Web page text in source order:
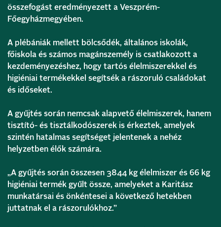
összefogást eredményezett a Veszprém-
Főegyházmegyében.
A plébániák mellett bölcsődék, általános iskolák,
főiskola és számos magánszemély is csatlakozott a
kezdeményezéshez, hogy tartós élelmiszerekkel és
higiéniai termékekkel segítsék a rászoruló családokat
és időseket.
A gyűjtés során nemcsak alapvető élelmiszerek, hanem
tisztító- és tisztálkodószerek is érkeztek, amelyek
szintén hatalmas segítséget jelentenek a nehéz
helyzetben élők számára.
„A gyűjtés során összesen 3844 kg élelmiszer és 66 kg
higiéniai termék gyűlt össze, amelyeket a Karitász
munkatársai és önkéntesei a következő hetekben
juttatnak el a rászorulókhoz.”